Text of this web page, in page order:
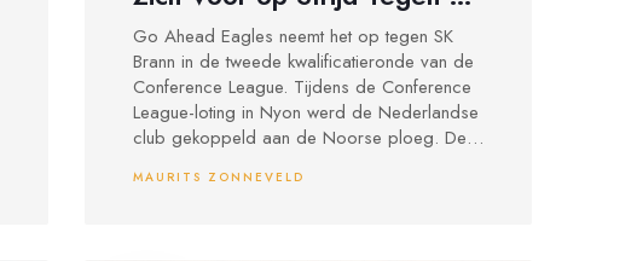
Brann in Conference League
Tweede Kwalificatieronde
Go Ahead Eagles neemt het op tegen SK
Brann in de tweede kwalificatieronde van de
Conference League. Tijdens de Conference
League-loting in Nyon werd de Nederlandse
club gekoppeld aan de Noorse ploeg. De
augustus.
MAURITS ZONNEVELD